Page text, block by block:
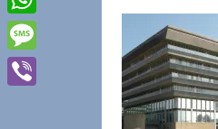
WhatsApp
Message